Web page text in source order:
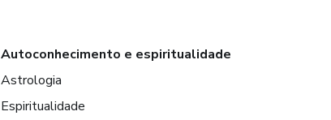
Autoconhecimento e espiritualidade
Astrologia
Espiritualidade